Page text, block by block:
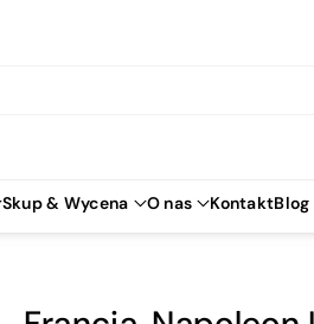
Skup & Wycena O nas KontaktBlog